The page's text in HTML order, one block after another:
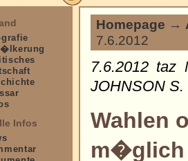
Infos
Homepage →
7.6.2012
7.6.2012 taz
JOHNSON S.
Wahlen
m�glich